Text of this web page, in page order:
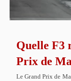
Quelle F3
Prix de
Le Grand Prix de